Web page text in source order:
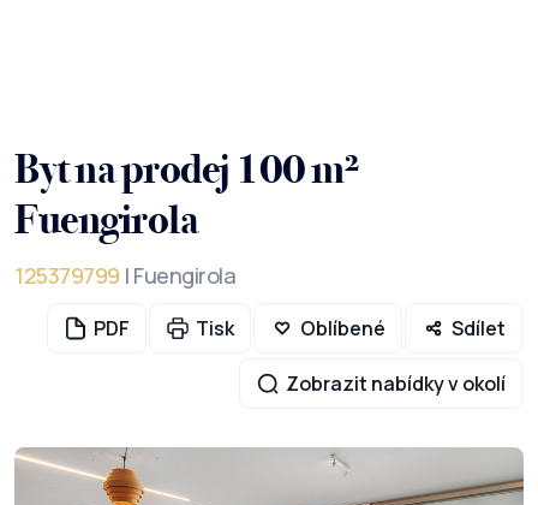
Byt na prodej 100 m²
Fuengirola
125379799 | Fuengirola
PDF Tisk Oblíbené Sdílet
Zobrazit nabídky v okolí